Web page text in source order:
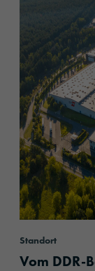
Standort
Vom DDR-